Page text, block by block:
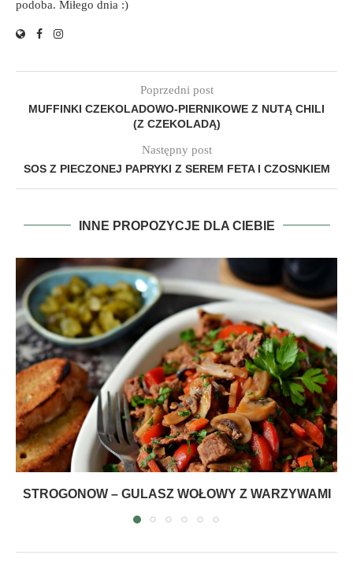
podoba. Miłego dnia :)
Poprzedni post
MUFFINKI CZEKOLADOWO-PIERNIKOWE Z NUTĄ CHILI
(Z CZEKOLADĄ)
Następny post
SOS Z PIECZONEJ PAPRYKI Z SEREM FETA I CZOSNKIEM
INNE PROPOZYCJE DLA CIEBIE
STROGONOW – GULASZ WOŁOWY Z WARZYWAMI